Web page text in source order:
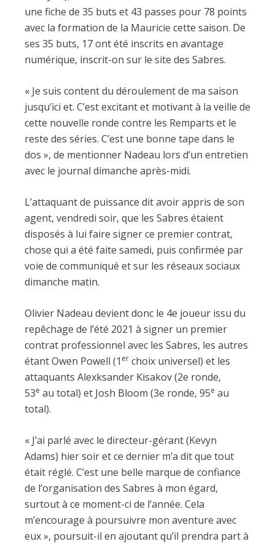
une fiche de 35 buts et 43 passes pour 78 points
avec la formation de la Mauricie cette saison. De
ses 35 buts, 17 ont été inscrits en avantage
numérique, inscrit-on sur le site des Sabres.
« Je suis content du déroulement de ma saison
jusqu’ici et. C’est excitant et motivant à la veille de
cette nouvelle ronde contre les Remparts et le
reste des séries. C’est une bonne tape dans le
dos », de mentionner Nadeau lors d’un entretien
avec le journal dimanche après-midi.
L’attaquant de puissance dit avoir appris de son
agent, vendredi soir, que les Sabres étaient
disposés à lui faire signer ce premier contrat,
chose qui a été faite samedi, puis confirmée par
voie de communiqué et sur les réseaux sociaux
dimanche matin.
Olivier Nadeau devient donc le 4e joueur issu du
repêchage de l’été 2021 à signer un premier
contrat professionnel avec les Sabres, les autres
étant Owen Powell (1 er choix universel) et les
attaquants Alexksander Kisakov (2e ronde,
53e au total) et Josh Bloom (3e ronde, 95e au
total).
« J’ai parlé avec le directeur-gérant (Kevyn
Adams) hier soir et ce dernier m’a dit que tout
était réglé. C’est une belle marque de confiance
de l’organisation des Sabres à mon égard,
surtout à ce moment-ci de l’année. Cela
m’encourage à poursuivre mon aventure avec
eux », poursuit-il en ajoutant qu’il prendra part à